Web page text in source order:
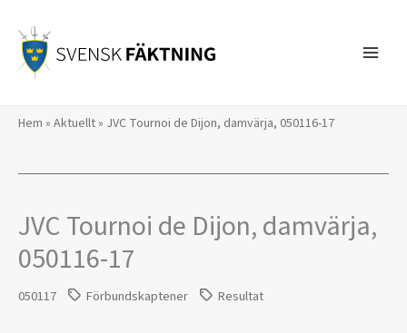
innehåll
Hem » Aktuellt» JVC Tournoi de Dijon, damvärja, 050116-17
JVC Tournoi de Dijon, damvärja,
050116-17
050117 Förbundskaptener Resultat